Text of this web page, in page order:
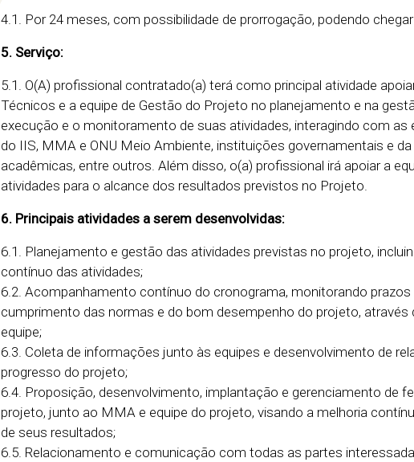
4.1. Por 24 meses, com possibilidade de prorrogação, podendo
5. Serviço:
5.1. O(A) profissional contratado(a) terá como principal atividade
Técnicos e a equipe de Gestão do Projeto no planejamento e na
execução e o monitoramento de suas atividades, interagindo com as
do IIS, MMA e ONU Meio Ambiente, instituições governamentais e
acadêmicas, entre outros. Além disso, o(a) profissional irá apoiar a
atividades para o alcance dos resultados previstos no Projeto.
6. Principais atividades a serem desenvolvidas:
6.1. Planejamento e gestão das atividades previstas no projeto,
contínuo das atividades;
6.2. Acompanhamento contínuo do cronograma, monitorando prazos
cumprimento das normas e do bom desempenho do projeto,
equipe;
6.3. Coleta de informações junto às equipes e desenvolvimento de
progresso do projeto;
6.4. Proposição, desenvolvimento, implantação e gerenciamento de
projeto, junto ao MMA e equipe do projeto, visando a melhoria
de seus resultados;
6.5. Relacionamento e comunicação com todas as partes